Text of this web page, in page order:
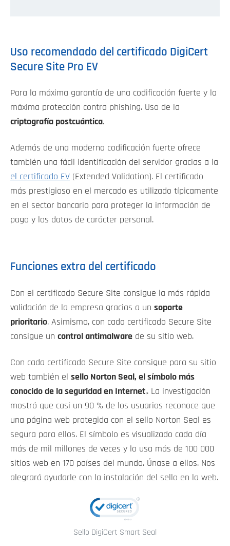
Uso recomendado del certificado DigiCert
Secure Site Pro EV
Para la máxima garantía de una codificación fuerte y la
máxima protección contra phishing. Uso de la
criptografía postcuántica.
Además de una moderna codificación fuerte ofrece
también una fácil identificación del servidor gracias a la
el certificado EV (Extended Validation). El certificado
más prestigioso en el mercado es utilizado típicamente
en el sector bancario para proteger la información de
pago y los datos de carácter personal.
Funciones extra del certificado
Con el certificado Secure Site consigue la más rápida
validación de la empresa gracias a un soporte
prioritario. Asimismo, con cada certificado Secure Site
consigue un control antimalware de su sitio web.
Con cada certificado Secure Site consigue para su sitio
web también el sello Norton Seal, el símbolo más
conocido de la seguridad en Internet,. La investigación
mostró que casi un 90 % de los usuarios reconoce que
una página web protegida con el sello Norton Seal es
segura para ellos. El símbolo es visualizado cada día
más de mil millones de veces y lo usa más de 100 000
sitios web en 170 países del mundo. Únase a ellos. Nos
alegrará ayudarle con la instalación del sello en la web.
Sello DigiCert Smart Seal